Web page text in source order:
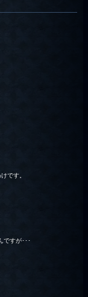
です。
ですが･･･